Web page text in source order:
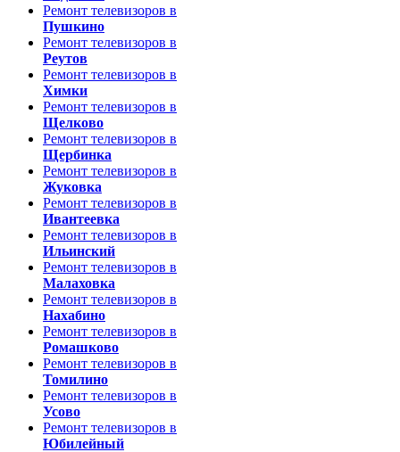
Ремонт телевизоров в
Пушкино
Ремонт телевизоров в
Реутов
Ремонт телевизоров в
Химки
Ремонт телевизоров в
Щелково
Ремонт телевизоров в
Щербинка
Ремонт телевизоров в
Жуковка
Ремонт телевизоров в
Ивантеевка
Ремонт телевизоров в
Ильинский
Ремонт телевизоров в
Малаховка
Ремонт телевизоров в
Нахабино
Ремонт телевизоров в
Ромашково
Ремонт телевизоров в
Томилино
Ремонт телевизоров в
Усово
Ремонт телевизоров в
Юбилейный